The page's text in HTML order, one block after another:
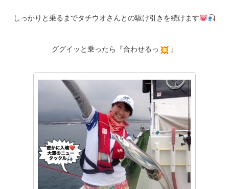
しっかりと乗るまでタチウオさんとの駆け引きを続けます
ググイッと乗ったら『合わせるっ 』